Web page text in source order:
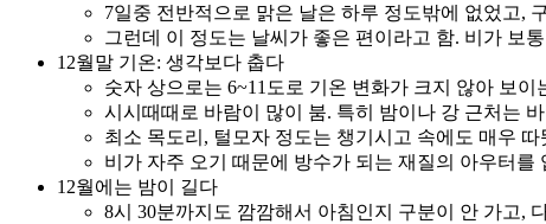
7일중 전반적으로 맑은 날은 하루 정도밖에 없었고,
그런데 이 정도는 날씨가 좋은 편이라고 함. 비가 보
12월말 기온: 생각보다 춥다
숫자 상으로는 6~11도로 기온 변화가 크지 않아 보
시시때때로 바람이 많이 붐. 특히 밤이나 강 근처는
최소 목도리, 털모자 정도는 챙기시고 속에도 매우
비가 자주 오기 때문에 방수가 되는 재질의 아우터를
12월에는 밤이 길다
8시 30분까지도 깜깜해서 아침인지 구분이 안 가고,